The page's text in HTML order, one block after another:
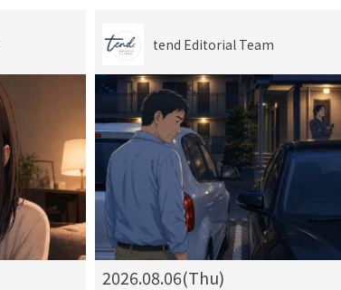
tend Editorial Team
2026.08.06(Thu)